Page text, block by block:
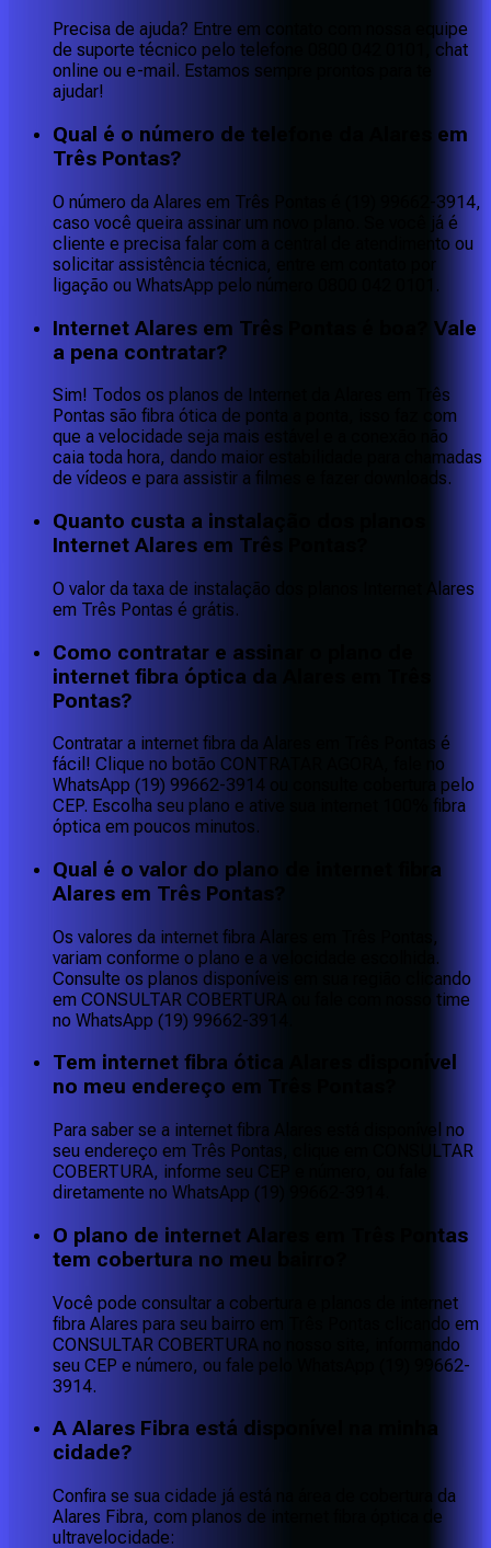
Precisa de ajuda? Entre em contato com nossa equipe
de suporte técnico pelo telefone 0800 042 0101, chat
online ou e-mail. Estamos sempre prontos para te
ajudar!
Qual é o número de telefone da Alares em
Três Pontas?
O número da Alares em Três Pontas é (19) 99662-3914,
caso você queira assinar um novo plano. Se você já é
cliente e precisa falar com a central de atendimento ou
solicitar assistência técnica, entre em contato por
ligação ou WhatsApp pelo número 0800 042 0101.
Internet Alares em Três Pontas é boa? Vale
a pena contratar?
Sim! Todos os planos de Internet da Alares em Três
Pontas são fibra ótica de ponta a ponta, isso faz com
que a velocidade seja mais estável e a conexão não
caia toda hora, dando maior estabilidade para chamadas
de vídeos e para assistir a filmes e fazer downloads.
Quanto custa a instalação dos planos
Internet Alares em Três Pontas?
O valor da taxa de instalação dos planos Internet Alares
em Três Pontas é grátis.
Como contratar e assinar o plano de
internet fibra óptica da Alares em Três
Pontas?
Contratar a internet fibra da Alares em Três Pontas é
fácil! Clique no botão CONTRATAR AGORA, fale no
WhatsApp (19) 99662-3914 ou consulte cobertura pelo
CEP. Escolha seu plano e ative sua internet 100% fibra
óptica em poucos minutos.
Qual é o valor do plano de internet fibra
Alares em Três Pontas?
Os valores da internet fibra Alares em Três Pontas,
variam conforme o plano e a velocidade escolhida.
Consulte os planos disponíveis em sua região clicando
em CONSULTAR COBERTURA ou fale com nosso time
no WhatsApp (19) 99662-3914.
Tem internet fibra ótica Alares disponível
no meu endereço em Três Pontas?
Para saber se a internet fibra Alares está disponível no
seu endereço em Três Pontas, clique em CONSULTAR
COBERTURA, informe seu CEP e número, ou fale
diretamente no WhatsApp (19) 99662-3914.
O plano de internet Alares em Três Pontas
tem cobertura no meu bairro?
Você pode consultar a cobertura e planos de internet
fibra Alares para seu bairro em Três Pontas clicando em
CONSULTAR COBERTURA no nosso site, informando
seu CEP e número, ou fale pelo WhatsApp (19) 99662-
3914.
A Alares Fibra está disponível na minha
cidade?
Confira se sua cidade já está na área de cobertura da
Alares Fibra, com planos de internet fibra óptica de
ultravelocidade: